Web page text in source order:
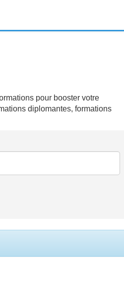
pour booster votre
diplomantes, formations